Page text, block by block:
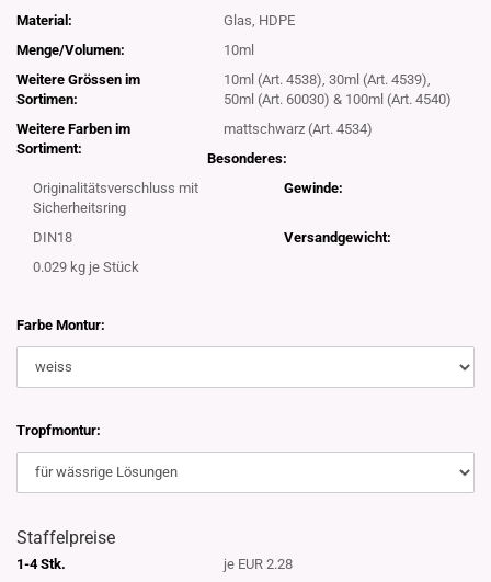
Material:
Glas, HDPE
Menge/Volumen:
10ml
Weitere Grössen im
Sortimen:
10ml (Art. 4538), 30ml (Art. 4539),
50ml (Art. 60030) & 100ml (Art. 4540)
Weitere Farben im
Sortiment:
mattschwarz (Art. 4534)
Besonderes:
Originalitätsverschluss mit
Sicherheitsring
Gewinde:
DIN18
Versandgewicht:
0.029 kg je Stück
Farbe Montur:
Tropfmontur:
Staffelpreise
1-4 Stk.
je EUR 2.28